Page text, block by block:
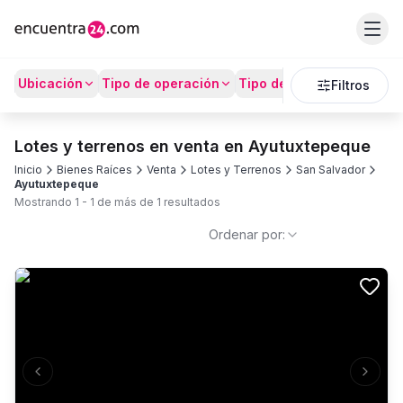
Ubicación Tipo de operación Tipo de Propiedad
Filtros
Lotes y terrenos en venta en Ayutuxtepeque
Inicio Bienes Raíces Venta Lotes y Terrenos
San Salvador
Ayutuxtepeque
Mostrando 1 - 1 de más de 1 resultados
Ordenar por:
Previous slide Next